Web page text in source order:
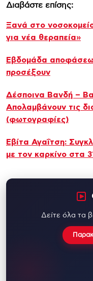
Διαβάστε επίσης:
Ξανά στο
για νέα θεραπεία»
Εβδομάδα
προσέξουν
Δέσποινα Βανδή –
Aπολαμβάνουν τις
(φωτογραφίες)
Εβίτα Αγαΐτση:
με τον καρκίνο στα
Δείτε όλα τα